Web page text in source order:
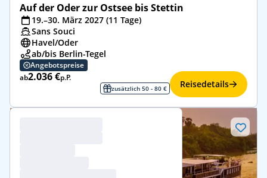
Auf der Oder zur Ostsee bis Stettin
19.–30. März 2027 (11 Tage)
Sans Souci
Havel/​Oder
ab/bis Berlin-Tegel
Angebotspreise
ab2.036 €p.P.
zusätzlich 50 - 80 € Reisedetails